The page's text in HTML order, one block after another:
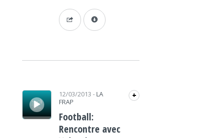
Lecteur audio 12/03/2013 - LA
FRAP
+
Football:
Rencontre avec